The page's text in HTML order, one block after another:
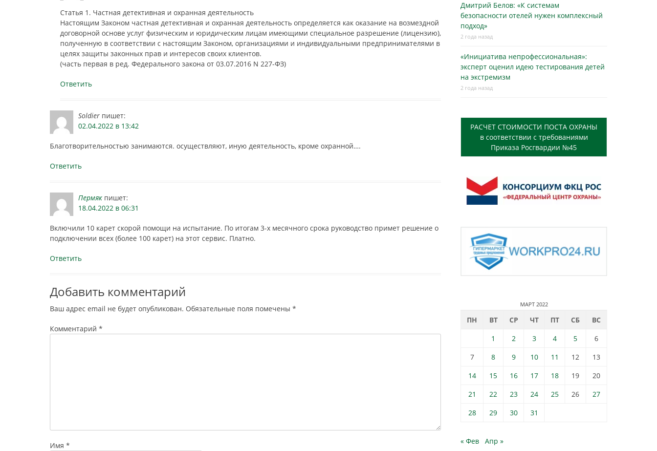
Статья 1. Частная детективная и охранная деятельность
Настоящим Законом частная детективная и охранная деятельность определяется как оказание на возмездной
договорной основе услуг физическим и юридическим лицам имеющими специальное разрешение (лицензию),
полученную в соответствии с настоящим Законом, организациями и индивидуальными предпринимателями в
целях защиты законных прав и интересов своих клиентов.
(часть первая в ред. Федерального закона от 03.07.2016 N 227-ФЗ)
Ответить
Soldier пишет:
02.04.2022 в 13:42
Благотворительностью занимаются. осуществляют, иную деятельность, кроме охранной….
Ответить
Пермяк пишет:
18.04.2022 в 06:31
Включили 10 карет скорой помощи на испытание. По итогам 3-х месячного срока руководство примет решение о
подключении всех (более 100 карет) на этот сервис. Платно.
Ответить
Добавить комментарий
Ваш адрес email не будет опубликован. Обязательные поля помечены *
Комментарий *
Имя *
Дмитрий Белов: «К системам
безопасности отелей нужен комплексный
подход»
2 года назад
«Инициатива непрофессиональная»:
эксперт оценил идею тестирования детей
на экстремизм
2 года назад
РАСЧЕТ СТОИМОСТИ ПОСТА ОХРАНЫ
в соответствии с требованиями
Приказа Росгвардии №45
МАРТ 2022
ПН ВТ СР ЧТ ПТ СБ
ВС
1
2 3 4 5
6
7
8 9 10 11 12
13
14
15 16 17 18 19
20
21
22 23 24 25 26
27
28
29 30 31
« Фев Апр »